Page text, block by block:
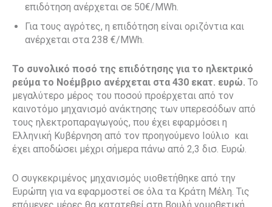
επιδότηση ανέρχεται σε 50€/MWh.
Για τους αγρότες, η επιδότηση είναι οριζόντια και
ανέρχεται στα 238 €/MWh.
Το συνολικό ποσό της επιδότησης για το ηλεκτρικό
ρεύμα το Νοέμβριο ανέρχεται στα 430 εκατ. ευρώ. Το
μεγαλύτερο μέρος του ποσού προέρχεται από τον
καινοτόμο μηχανισμό ανάκτησης των υπερεσόδων από
τους ηλεκτροπαραγωγούς, που έχει εφαρμόσει η
Ελληνική Κυβέρνηση από τον προηγούμενο Ιούλιο και
έχει αποδώσει μέχρι σήμερα πάνω από 2,3 δισ. Ευρώ.
Ο συγκεκριμένος μηχανισμός υιοθετήθηκε από την
Ευρώπη για να εφαρμοστεί σε όλα τα Κράτη Μέλη. Τις